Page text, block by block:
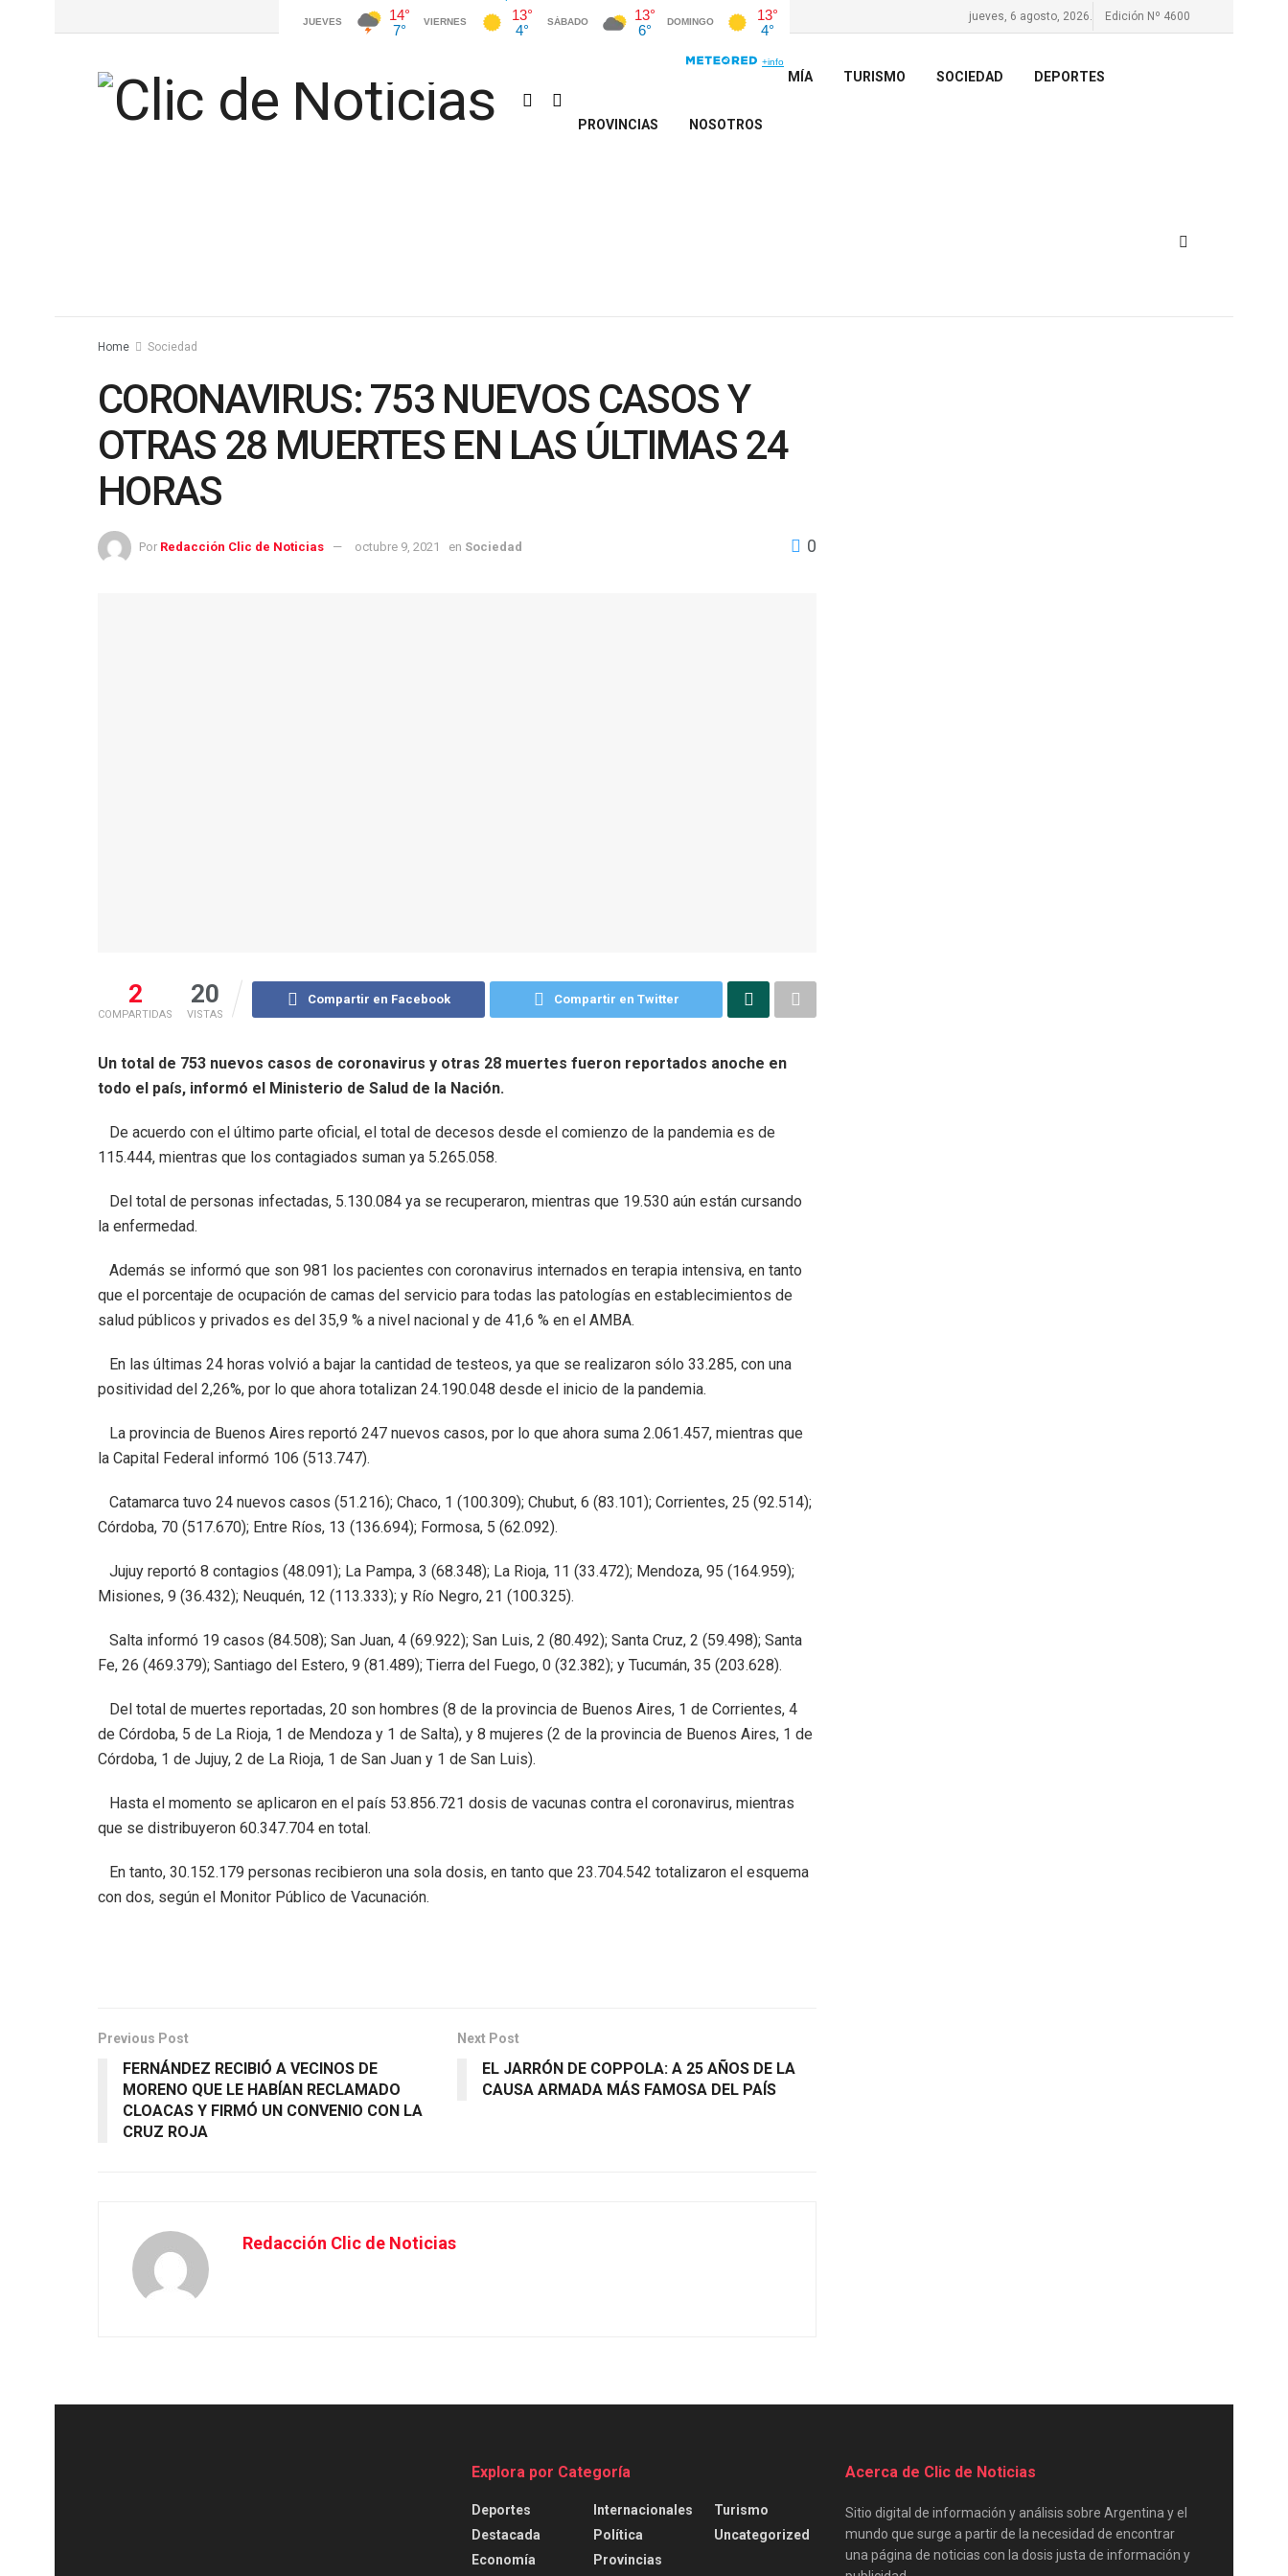
jueves, 6 agosto, 2026. Edición Nº 4600
ECONOMÍA TURISMO SOCIEDAD DEPORTES
PROVINCIAS NOSOTROS
Home Sociedad
CORONAVIRUS: 753 NUEVOS CASOS Y
OTRAS 28 MUERTES EN LAS ÚLTIMAS 24
HORAS
Por Redacción Clic de Noticias octubre 9, 2021 en Sociedad 0
2
COMPARTIDAS
20
VISTAS
Compartir en Facebook Compartir en Twitter
Un total de 753 nuevos casos de coronavirus y otras 28 muertes fueron reportados anoche en
todo el país, informó el Ministerio de Salud de la Nación.
De acuerdo con el último parte oficial, el total de decesos desde el comienzo de la pandemia es de
115.444, mientras que los contagiados suman ya 5.265.058.
Del total de personas infectadas, 5.130.084 ya se recuperaron, mientras que 19.530 aún están cursando
la enfermedad.
Además se informó que son 981 los pacientes con coronavirus internados en terapia intensiva, en tanto
que el porcentaje de ocupación de camas del servicio para todas las patologías en establecimientos de
salud públicos y privados es del 35,9 % a nivel nacional y de 41,6 % en el AMBA.
En las últimas 24 horas volvió a bajar la cantidad de testeos, ya que se realizaron sólo 33.285, con una
positividad del 2,26%, por lo que ahora totalizan 24.190.048 desde el inicio de la pandemia.
La provincia de Buenos Aires reportó 247 nuevos casos, por lo que ahora suma 2.061.457, mientras que
la Capital Federal informó 106 (513.747).
Catamarca tuvo 24 nuevos casos (51.216); Chaco, 1 (100.309); Chubut, 6 (83.101); Corrientes, 25 (92.514);
Córdoba, 70 (517.670); Entre Ríos, 13 (136.694); Formosa, 5 (62.092).
Jujuy reportó 8 contagios (48.091); La Pampa, 3 (68.348); La Rioja, 11 (33.472); Mendoza, 95 (164.959);
Misiones, 9 (36.432); Neuquén, 12 (113.333); y Río Negro, 21 (100.325).
Salta informó 19 casos (84.508); San Juan, 4 (69.922); San Luis, 2 (80.492); Santa Cruz, 2 (59.498); Santa
Fe, 26 (469.379); Santiago del Estero, 9 (81.489); Tierra del Fuego, 0 (32.382); y Tucumán, 35 (203.628).
Del total de muertes reportadas, 20 son hombres (8 de la provincia de Buenos Aires, 1 de Corrientes, 4
de Córdoba, 5 de La Rioja, 1 de Mendoza y 1 de Salta), y 8 mujeres (2 de la provincia de Buenos Aires, 1 de
Córdoba, 1 de Jujuy, 2 de La Rioja, 1 de San Juan y 1 de San Luis).
Hasta el momento se aplicaron en el país 53.856.721 dosis de vacunas contra el coronavirus, mientras
que se distribuyeron 60.347.704 en total.
En tanto, 30.152.179 personas recibieron una sola dosis, en tanto que 23.704.542 totalizaron el esquema
con dos, según el Monitor Público de Vacunación.
Previous Post
FERNÁNDEZ RECIBIÓ A VECINOS DE
MORENO QUE LE HABÍAN RECLAMADO
CLOACAS Y FIRMÓ UN CONVENIO CON LA
CRUZ ROJA
Next Post
EL JARRÓN DE COPPOLA: A 25 AÑOS DE LA
CAUSA ARMADA MÁS FAMOSA DEL PAÍS
Redacción Clic de Noticias
Explora por Categoría
Deportes
Destacada
Economía
Internacionales
Política
Provincias
Turismo
Uncategorized
Acerca de Clic de Noticias
Sitio digital de información y análisis sobre Argentina y el
mundo que surge a partir de la necesidad de encontrar
una página de noticias con la dosis justa de información y